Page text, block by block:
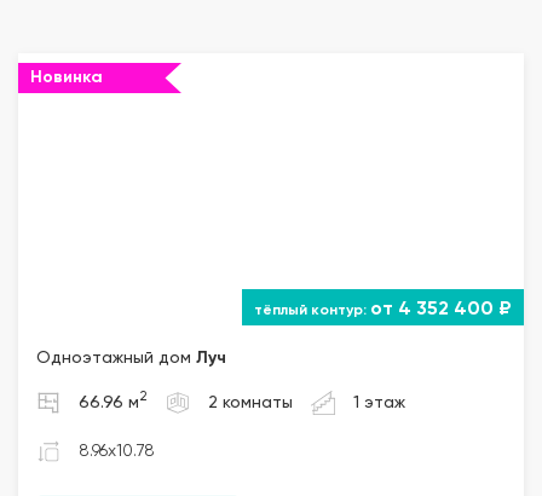
Новинка
от 4 352 400 ₽
Одноэтажный дом Луч
66.96 м 2 2 комнаты 1 этаж
8.96x10.78